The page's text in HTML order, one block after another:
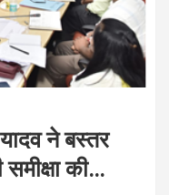
ने बस्तर
समीक्षा की…